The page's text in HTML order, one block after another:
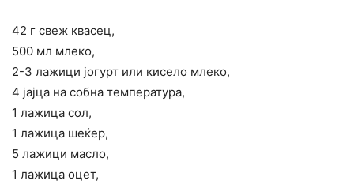
42 г свеж квасец,
500 мл млеко,
2-3 лажици јогурт или кисело млеко,
4 јајца на собна температура,
1 лажица сол,
1 лажица шеќер,
5 лажици масло,
1 лажица оцет,